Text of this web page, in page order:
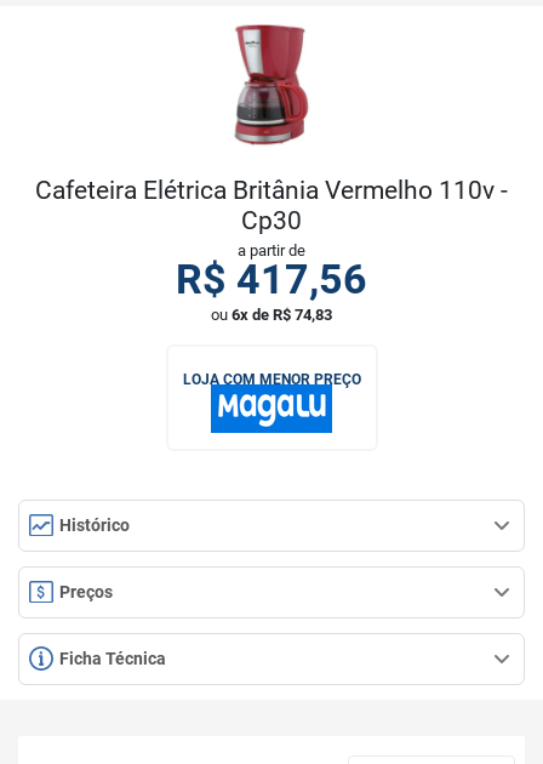
Cafeteira Elétrica Britânia Vermelho 110v -
Cp30
a partir de
R$ 417,56
ou 6x de R$ 74,83
LOJA COM MENOR PREÇO
Histórico
Preços
Ficha Técnica